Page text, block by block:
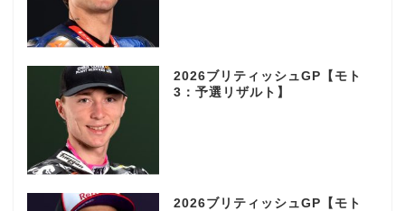
2026ブリティッシュGP【モト
3：予選リザルト】
2026ブリティッシュGP【モト